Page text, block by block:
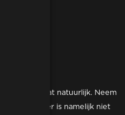
dan kan dat natuurlijk. Neem
te maken, er is namelijk niet